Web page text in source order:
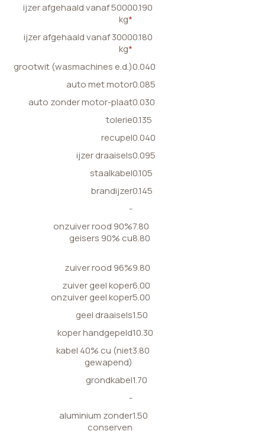
ijzer afgehaald vanaf 5000
kg*
0.190
ijzer afgehaald vanaf 3000
kg*
0.180
grootwit (wasmachines e.d.)0.040
auto met motor0.085
auto zonder motor-plaat0.030
tolerie0.135
recupel0.040
ijzer draaisels0.095
staalkabel0.105
brandijzer0.145
-
onzuiver rood 90%
geisers 90% cu
7.80
8.80
zuiver rood 96%9.80
zuiver geel koper
onzuiver geel koper
6.00
5.00
geel draaisels1.50
koper handgepeld10.30
kabel 40% cu (niet
gewapend)
3.80
grondkabel1.70
-
aluminium zonder
conserven
1.50